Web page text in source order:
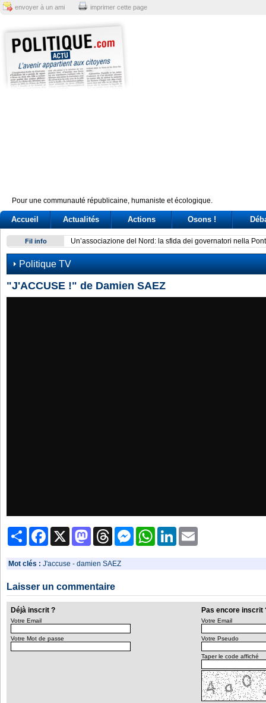
envoyer à un ami imprimer cette page
Pour une communauté républicaine, humaniste et écologique.
Accueil Actualités Actions Osons !
Fil info Un’associazione del Nord: la sfida dei governatori nella
Politique TV
"J'ACCUSE !" de Damien SAEZ
PartagerFacebook MastodonThreads MessengerWhatsAppLinkedIn
Mot clés : J'accuse - damien SAEZ
Laisser un commentaire
Déjà inscrit ? Pas encore inscrit
Votre Email
Votre Mot de passe
Votre Email
Votre Pseudo
Taper le code affiché